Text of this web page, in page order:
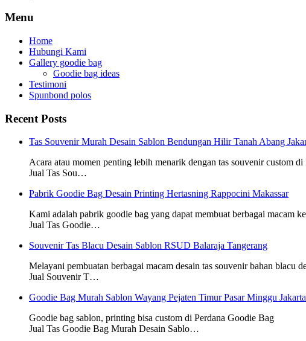
Menu
Home
Hubungi Kami
Gallery goodie bag
Goodie bag ideas
Testimoni
Spunbond polos
Recent Posts
Tas Souvenir Murah Desain Sablon Bendungan Hilir Tanah Abang
Acara atau momen penting lebih menarik dengan tas souvenir custom
Jual Tas Sou…
Pabrik Goodie Bag Desain Printing Hertasning Rappocini Makassar
Kami adalah pabrik goodie bag yang dapat membuat berbagai macam
Jual Tas Goodie…
Souvenir Tas Blacu Desain Sablon RSUD Balaraja Tangerang
Melayani pembuatan berbagai macam desain tas souvenir bahan blacu
Jual Souvenir T…
Goodie Bag Murah Sablon Wayang Pejaten Timur Pasar Minggu Jakarta
Goodie bag sablon, printing bisa custom di Perdana Goodie Bag
Jual Tas Goodie Bag Murah Desain Sablo…